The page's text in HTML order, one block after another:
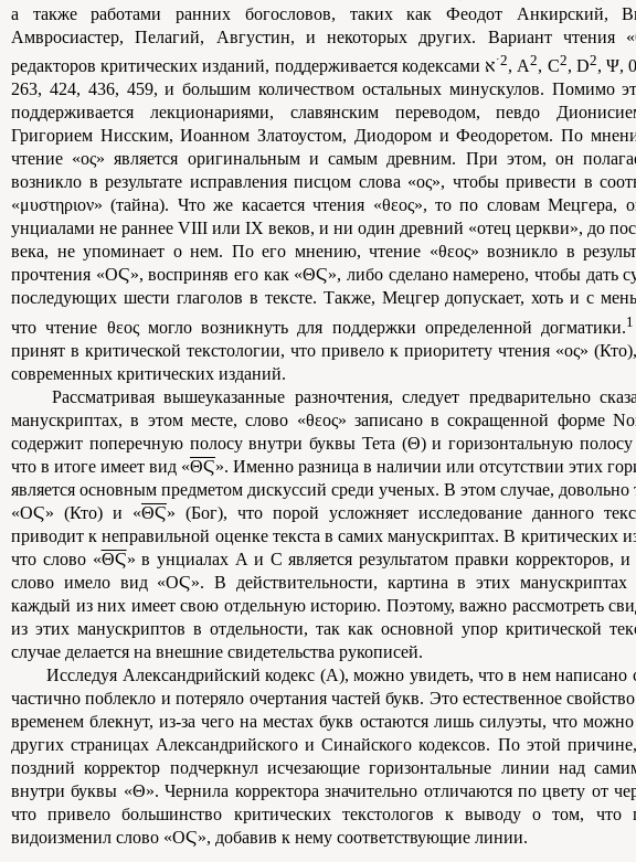
а также работами ранних богословов, таких как Феодот Анкирский,
Амвросиастер, Пелагий, Августин, и некоторых других. Вариант чтения
редакторов критических изданий, поддерживается кодексами אˑ2, A2, C2, D2, Ψ,
263, 424, 436, 459, и большим количеством остальных минускулов. Помимо
поддерживается лекционариями, славянским переводом, певдо
Григорием Нисским, Иоанном Златоустом, Диодором и Феодоретом. По
чтение «ος» является оригинальным и самым древним. При этом, он
возникло в результате исправления писцом слова «ος», чтобы привести в
«μυστηριον» (тайна). Что же касается чтения «θεος», то по словам Мецгера,
унциалами не раннее VIII или IX веков, и ни один древний «отец церкви», до
века, не упоминает о нем. По его мнению, чтение «θεος» возникло в
прочтения «ΟϚ», восприняв его как «ΘϚ», либо сделано намерено, чтобы дать
последующих шести глаголов в тексте. Также, Мецгер допускает, хоть и с
что чтение θεος могло возникнуть для поддержки определенной догматики.1
принят в критической текстологии, что привело к приоритету чтения «ος»
современных критических изданий.
Рассматривая вышеуказанные разночтения, следует предварительно
манускриптах, в этом месте, слово «θεος» записано в сокращенной форме
содержит поперечную полосу внутри буквы Тета (Θ) и горизонтальную
что в итоге имеет вид «ΘϚ». Именно разница в наличии или отсутствии этих
является основным предметом дискуссий среди ученых. В этом случае, довольно
«ΟϚ» (Кто) и «ΘϚ» (Бог), что порой усложняет исследование данного
приводит к неправильной оценке текста в самих манускриптах. В критических
что слово «ΘϚ» в унциалах A и C является результатом правки корректоров, и
слово имело вид «ΟϚ». В действительности, картина в этих манускриптах
каждый из них имеет свою отдельную историю. Поэтому, важно рассмотреть
из этих манускриптов в отдельности, так как основной упор критической
случае делается на внешние свидетельства рукописей.
Исследуя Александрийский кодекс (A), можно увидеть, что в нем написано
частично поблекло и потеряло очертания частей букв. Это естественное
временем блекнут, из-за чего на местах букв остаются лишь силуэты, что
других страницах Александрийского и Синайского кодексов. По этой
поздний корректор подчеркнул исчезающие горизонтальные линии над
внутри буквы «Θ». Чернила корректора значительно отличаются по цвету от
что привело большинство критических текстологов к выводу о том, что
видоизменил слово «ΟϚ», добавив к нему соответствующие линии.